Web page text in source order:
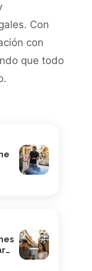
Con
con
que todo